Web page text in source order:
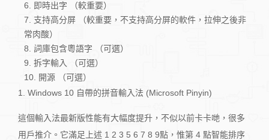
即時出字 （較重要）
支持高分屏 （較重要，不支持高分屏的軟件，拉伸之後非
常肉酸）
詞庫包含粵語字 （可選）
拆字輸入 （可選）
開源 （可選）
1. Windows 10 自帶的拼音輸入法 (Microsoft Pinyin)
這個輸入法最新版性能有大幅度提升，不似以前卡卡哋，很多
用戶推介。它滿足上述 1 2 3 5 6 7 8 9點，惟第 4 點智能排序